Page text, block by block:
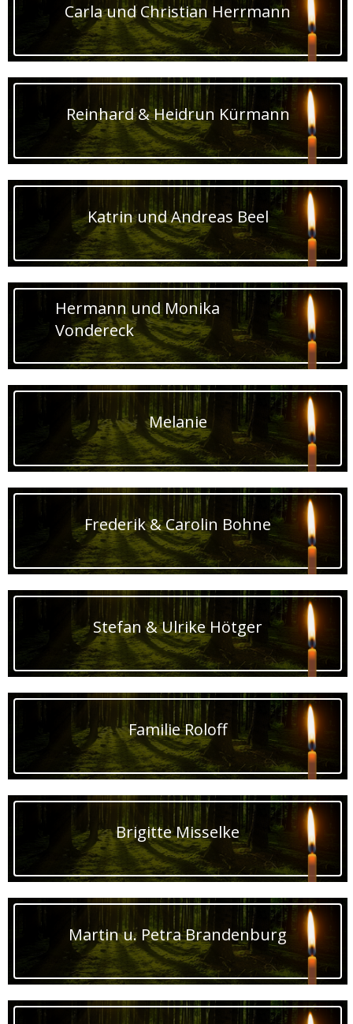
Carla und Christian Herrmann
Reinhard & Heidrun Kürmann
Katrin und Andreas Beel
Hermann und Monika
Vondereck
Melanie
Frederik & Carolin Bohne
Stefan & Ulrike Hötger
Familie Roloff
Brigitte Misselke
Martin u. Petra Brandenburg